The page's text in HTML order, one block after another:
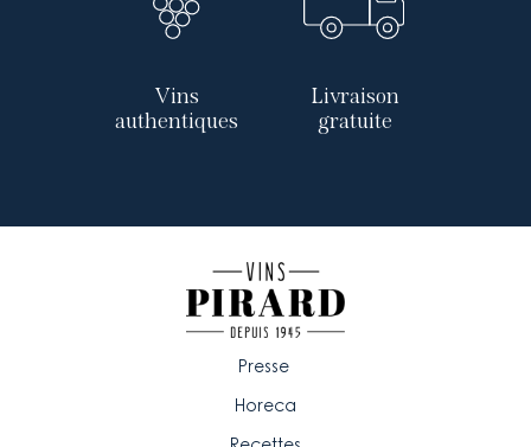
Vins
authentiques
Livraison
gratuite
Presse
Horeca